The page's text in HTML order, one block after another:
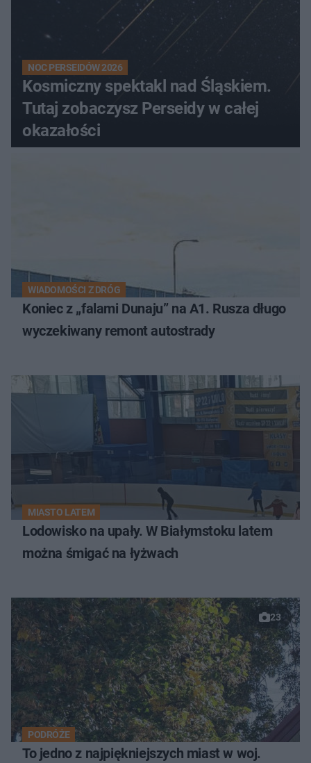
NOC PERSEIDÓW 2026
Kosmiczny spektakl nad Śląskiem.
Tutaj zobaczysz Perseidy w całej
okazałości
WIADOMOŚCI Z DRÓG
Koniec z „falami Dunaju” na A1. Rusza długo
wyczekiwany remont autostrady
MIASTO LATEM
Lodowisko na upały. W Białymstoku latem
można śmigać na łyżwach
23
PODRÓŻE
To jedno z najpiękniejszych miast w woj.